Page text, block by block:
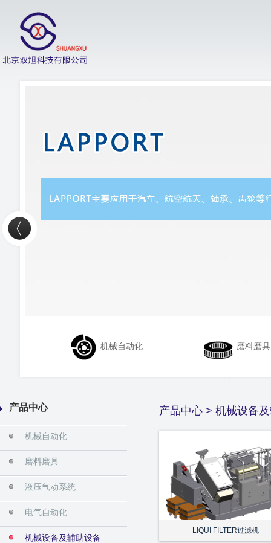
机械自动化 磨料磨具
产品中心
机械自动化
磨料磨具
液压气动系统
电气自动化
机械设备及辅助设备
产品中心 > 机械设备
LIQUI FILTER过滤机